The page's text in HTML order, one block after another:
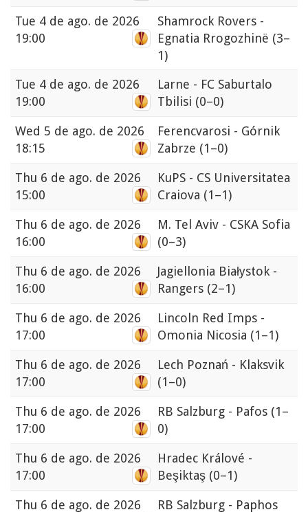
Tue 4 de ago. de 2026
19:00
Shamrock Rovers -
Egnatia Rrogozhinë (3–
1)
Tue 4 de ago. de 2026
19:00
Larne - FC Saburtalo
Tbilisi (0–0)
Wed 5 de ago. de 2026
18:15
Ferencvarosi - Górnik
Zabrze (1–0)
Thu 6 de ago. de 2026
15:00
KuPS - CS Universitatea
Craiova (1–1)
Thu 6 de ago. de 2026
16:00
M. Tel Aviv - CSKA Sofia
(0–3)
Thu 6 de ago. de 2026
16:00
Jagiellonia Białystok -
Rangers (2–1)
Thu 6 de ago. de 2026
17:00
Lincoln Red Imps -
Omonia Nicosia (1–1)
Thu 6 de ago. de 2026
17:00
Lech Poznań - Klaksvik
(1–0)
Thu 6 de ago. de 2026
17:00
RB Salzburg - Pafos (1–
0)
Thu 6 de ago. de 2026
17:00
Hradec Králové -
Beşiktaş (0–1)
Thu 6 de ago. de 2026
RB Salzburg - Paphos